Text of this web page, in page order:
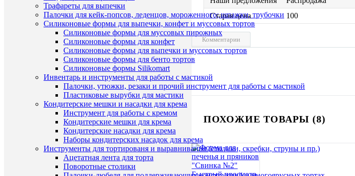
Трафареты для выпечки
Палочки для кейк-попсов, леденцов, мороженного; шпажки, трубочки
Силиконовые формы для выпечки, конфет и муссовых тортов
Силиконовые формы для муссовых пирожных
Силиконовые формы для конфет
Силиконовые формы для выпечки и муссовых тортов
Силиконовые формы для бенто тортов
Силиконовые формы Silikomart
Инвентарь и инструменты для работы с мастикой
Палочки, утюжки, резаки и прочий инструмент для работы с мастикой
Пластиковые вырубки для мастики
Кондитерские мешки и насадки для крема
Инструмент для работы с кремом
Кондитерские мешки для крема
Кондитерские насадки для крема
Наборы кондитерских насадок для крема
Инструменты для тортированя и выравнивания (столики, скребки, струны и пр.)
Ацетатная лента для торта
Поворотные столики
Старая цена
100
Комментарии
ПОХОЖИЕ ТОВАРЫ (8)
Быстрый просмотр